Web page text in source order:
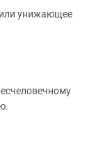
или унижающее